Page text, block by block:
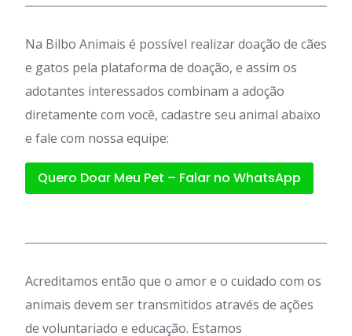
Na Bilbo Animais é possível realizar doação de cães
e gatos pela plataforma de doação, e assim os
adotantes interessados combinam a adoção
diretamente com você, cadastre seu animal abaixo
e fale com nossa equipe:
Quero Doar Meu Pet – Falar no WhatsApp
Acreditamos então que o amor e o cuidado com os
animais devem ser transmitidos através de ações
de voluntariado e educação. Estamos